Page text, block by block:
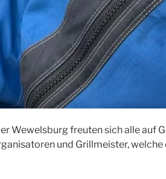
Wewelsburg freuten sich alle auf
und Grillmeister, welche